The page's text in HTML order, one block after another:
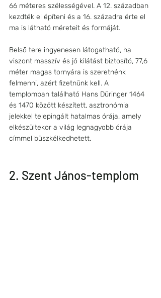
66 méteres szélességével. A 12. században
kezdték el építeni és a 16. századra érte el
ma is látható méreteit és formáját.
Belső tere ingyenesen látogatható, ha
viszont masszív és jó kilátást biztosító, 77,6
méter magas tornyára is szeretnénk
felmenni, azért fizetnünk kell. A
templomban található Hans Düringer 1464
és 1470 között készített, asztronómia
jelekkel telepingált hatalmas órája, amely
elkészültekor a világ legnagyobb órája
címmel büszkélkedhetett.
2. Szent János-templom